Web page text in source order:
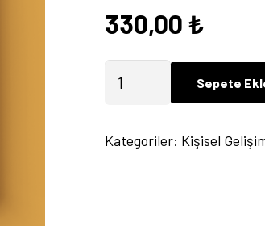
330,00 ₺
Kaderden
-
Sepete
Kategoriler: Kişisel